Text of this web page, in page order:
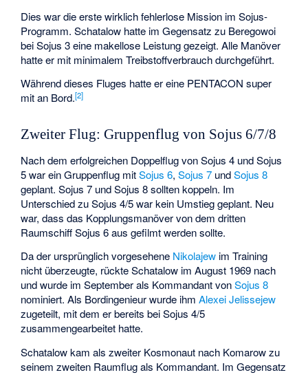
Dies war die erste wirklich fehlerlose Mission im Sojus-
Programm. Schatalow hatte im Gegensatz zu Beregowoi
bei Sojus 3 eine makellose Leistung gezeigt. Alle Manöver
hatte er mit minimalem Treibstoffverbrauch durchgeführt.
Während dieses Fluges hatte er eine PENTACON super
mit an Bord.[2]
Zweiter Flug: Gruppenflug von Sojus 6/7/8
Nach dem erfolgreichen Doppelflug von Sojus 4 und Sojus
5 war ein Gruppenflug mitSojus 6,Sojus 7 undSojus 8
geplant. Sojus 7 und Sojus 8 sollten koppeln. Im
Unterschied zu Sojus 4/5 war kein Umstieg geplant. Neu
war, dass das Kopplungsmanöver von dem dritten
Raumschiff Sojus 6 aus gefilmt werden sollte.
Da der ursprünglich vorgesehene Nikolajew im Training
nicht überzeugte, rückte Schatalow im August 1969 nach
und wurde im September als Kommandant vonSojus 8
nominiert. Als Bordingenieur wurde ihmAlexei Jelissejew
zugeteilt, mit dem er bereits bei Sojus 4/5
zusammengearbeitet hatte.
Schatalow kam als zweiter Kosmonaut nach Komarow zu
seinem zweiten Raumflug als Kommandant. Im Gegensatz